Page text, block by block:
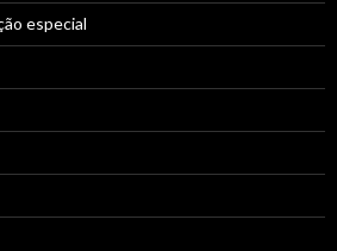
especial